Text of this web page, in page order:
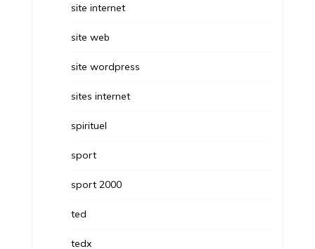
site internet
site web
site wordpress
sites internet
spirituel
sport
sport 2000
ted
tedx